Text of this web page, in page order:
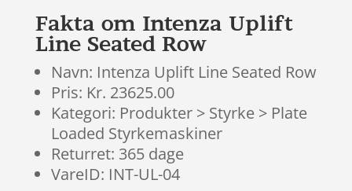
ømmels
er
Fakta om Intenza Uplift
Line Seated Row
Navn: Intenza Uplift Line Seated Row
Pris: Kr. 23625.00
Kategori: Produkter > Styrke > Plate
Loaded Styrkemaskiner
Returret: 365 dage
VareID: INT-UL-04